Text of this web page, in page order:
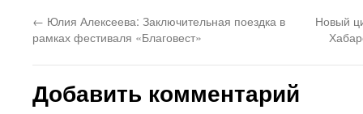
← Юлия Алексеева: Заключительная поездка в
рамках фестиваля «Благовест»
Новый
Добавить комментарий